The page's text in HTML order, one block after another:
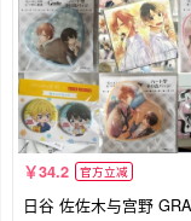
34.2 官方立减
日谷 佐佐木与宫野